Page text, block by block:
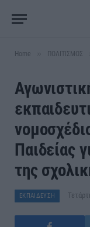
Home ΠΟΛΙΤΙΣΜΟΣ
Παιδείας
της
ΕΚΠΑΙΔΕΥΣΗ